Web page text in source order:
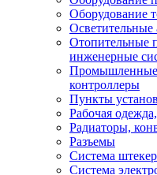
Оборудование
Осветительные
Отопительные
инженерные
Промышленные
контроллеры
Пункты
Рабочая
Радиаторы,
Разъемы
Система
Система